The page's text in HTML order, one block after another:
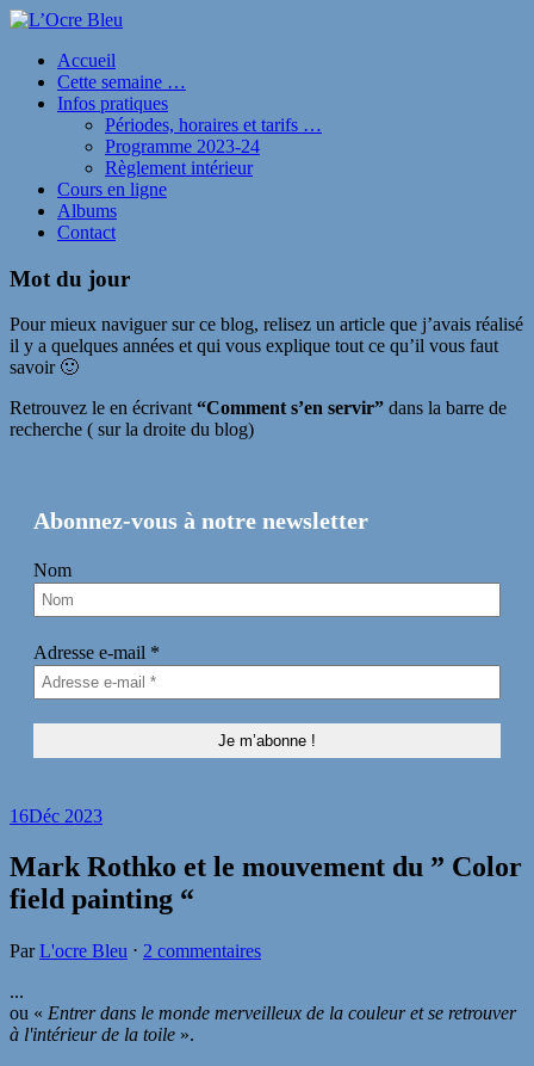
Accueil
Cette semaine …
Infos pratiques
Périodes, horaires et tarifs …
Programme 2023-24
Règlement intérieur
Cours en ligne
Albums
Contact
Mot du jour
Pour mieux naviguer sur ce blog, relisez un article que j’avais réalisé
il y a quelques années et qui vous explique tout ce qu’il vous faut
savoir 🙂
Retrouvez le en écrivant“Comment s’en servir” dans la barre de
recherche ( sur la droite du blog)
Abonnez-vous à notre newsletter
Nom
Adresse e-mail *
16Déc 2023
Mark Rothko et le mouvement du ” Color
field painting “
ParL'ocre Bleu ⋅ 2 commentaires
...
ou « Entrer dans le monde merveilleux de la couleur et se retrouver
à l'intérieur de la toile ».